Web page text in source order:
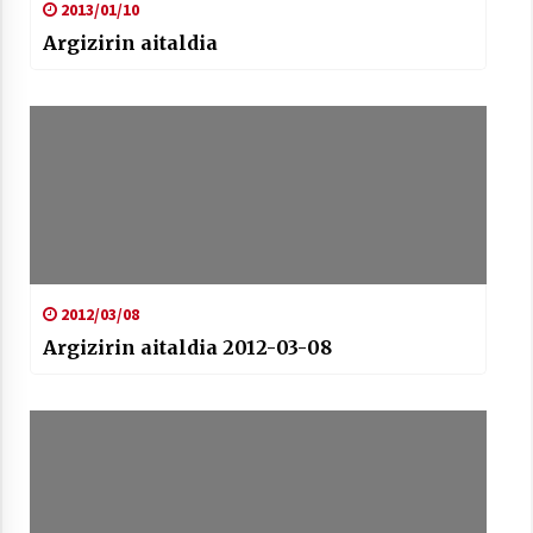
2013/01/10
Argizirin aitaldia
2012/03/08
Argizirin aitaldia 2012-03-08